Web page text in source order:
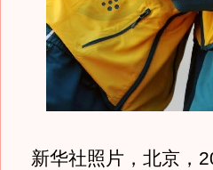
新华社照片，北京，